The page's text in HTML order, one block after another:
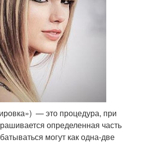
— это процедура, при
определенная часть
могут как одна-две